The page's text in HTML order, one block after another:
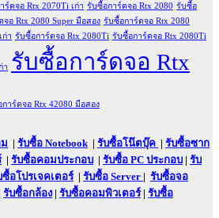
ร์ดจอ Rtx 2070Ti เก่า รับซื้อการ์ดจอ Rtx 2080 รับซื้อ
จอ Rtx 2080 Super มือสอง รับซื้อการ์ดจอ Rtx 2080
ก่า รับซื้อการ์ดจอ Rtx 2080Ti รับซื้อการ์ดจอ Rtx 2080Ti
า รับซื้อการ์ดจอ Rtx
าร์ดจอ Rtx 42080 มือสอง
| รับซื้อ Notebook | รับซื้อโน๊ตบุ๊ค | รับซื้อซาก
| รับซื้อคอมประกอบ | รับซื้อ PC ประกอบ | รับ
ซื้อโปรเจคเตอร์| รับซื้อ Server | รับซื้อจอ
รับซื้อกล้อง | รับซื้อคอมพิวเตอร์| รับซื้อ